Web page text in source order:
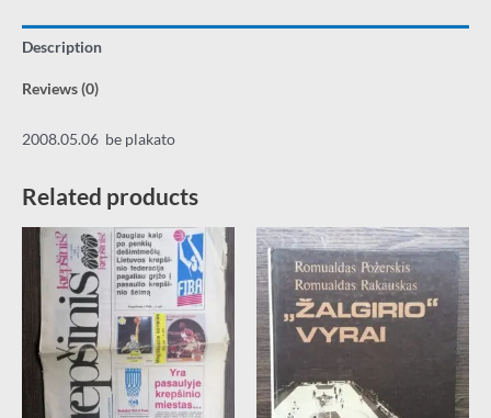
Description
Reviews (0)
2008.05.06 be plakato
Related products